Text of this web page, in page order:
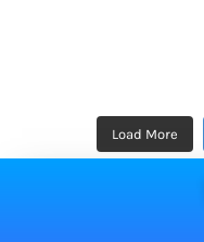
Load More